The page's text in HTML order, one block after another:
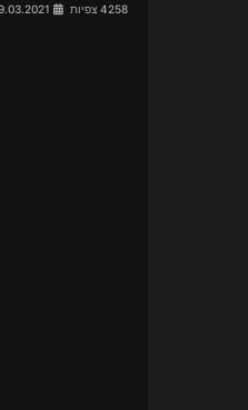
4258 צפיות